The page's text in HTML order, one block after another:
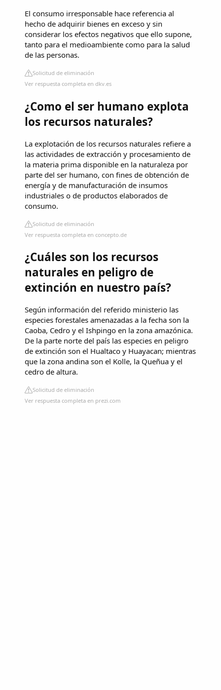
El consumo irresponsable hace referencia al
hecho de adquirir bienes en exceso y sin
considerar los efectos negativos que ello supone,
tanto para el medioambiente como para la salud
de las personas.
Solicitud de eliminación
Ver respuesta completa en dkv.es
¿Como el ser humano explota
los recursos naturales?
La explotación de los recursos naturales refiere a
las actividades de extracción y procesamiento de
la materia prima disponible en la naturaleza por
parte del ser humano, con fines de obtención de
energía y de manufacturación de insumos
industriales o de productos elaborados de
consumo.
Solicitud de eliminación
Ver respuesta completa en concepto.de
¿Cuáles son los recursos
naturales en peligro de
extinción en nuestro país?
Según información del referido ministerio las
especies forestales amenazadas a la fecha son la
Caoba, Cedro y el Ishpingo en la zona amazónica.
De la parte norte del país las especies en peligro
de extinción son el Hualtaco y Huayacan; mientras
que la zona andina son el Kolle, la Queñua y el
cedro de altura.
Solicitud de eliminación
Ver respuesta completa en prezi.com